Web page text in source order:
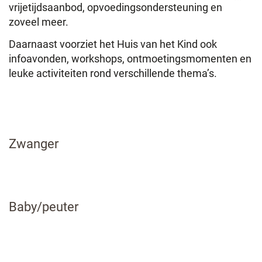
vrijetijdsaanbod, opvoedingsondersteuning en
zoveel meer.
Daarnaast voorziet het Huis van het Kind ook
infoavonden, workshops, ontmoetingsmomenten en
leuke activiteiten rond verschillende thema’s.
tot
Zwanger
Baby/peuter